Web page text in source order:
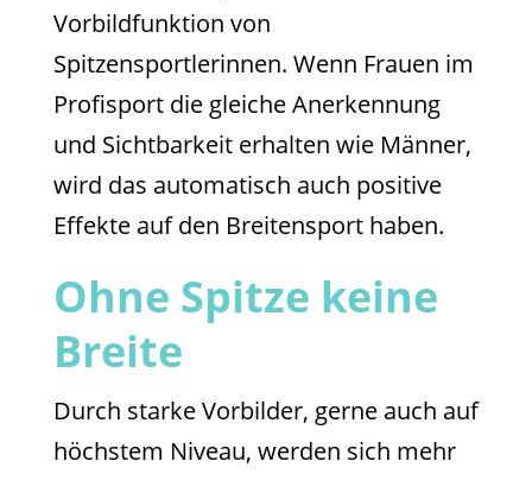
Vorbildfunktion von
Spitzensportlerinnen. Wenn Frauen im
Profisport die gleiche Anerkennung
und Sichtbarkeit erhalten wie Männer,
wird das automatisch auch positive
Effekte auf den Breitensport haben.
Ohne Spitze keine
Breite
Durch starke Vorbilder, gerne auch auf
höchstem Niveau, werden sich mehr